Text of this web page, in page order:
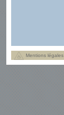
Mentions légales